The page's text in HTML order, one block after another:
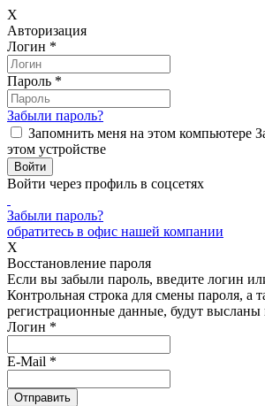
X
Авторизация
Логин *
Пароль *
Забыли пароль?
Запомнить меня на этом компьютере
этом устройстве
Войти через профиль в соцсетях
Забыли пароль?
обратитесь в офис нашей компании
X
Восстановление пароля
Если вы забыли пароль, введите логин
Контрольная строка для смены пароля, а
регистрационные данные, будут
Логин *
E-Mail *